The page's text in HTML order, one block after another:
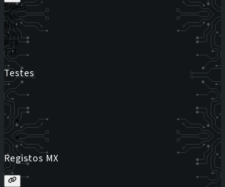
Estado
Tipo
Host
Alvo
PTR
TTL
Testes
Registos MX